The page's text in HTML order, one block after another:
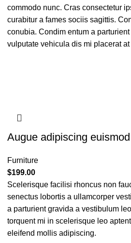
commodo nunc. Cras consectetur
curabitur a fames sociis sagittis.
conubia. Condim entum a
vulputate vehicula dis mi placerat
Augue adipiscing euismod
Furniture
$199.00
Scelerisque facilisi rhoncus non
senectus lobortis a ullamcorper
a parturient gravida a vestibulum
torquent mi in scelerisque leo
eleifend mollis adipiscing.